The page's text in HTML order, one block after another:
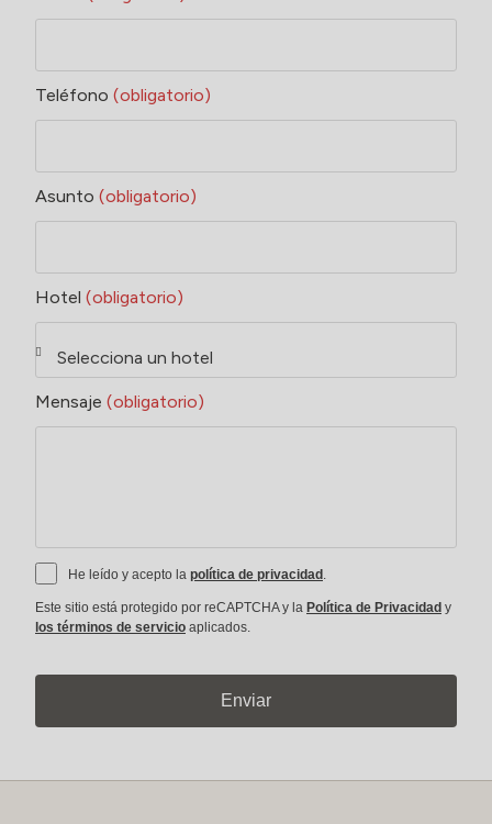
Teléfono (obligatorio)
Asunto (obligatorio)
Hotel (obligatorio)
Mensaje (obligatorio)
He leído y acepto la política de privacidad .
Este sitio está protegido por reCAPTCHA y la Política de Privacidad y
los términos de servicio aplicados.
Enviar